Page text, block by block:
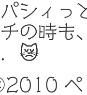
シィっ
の時も
😿
ペ